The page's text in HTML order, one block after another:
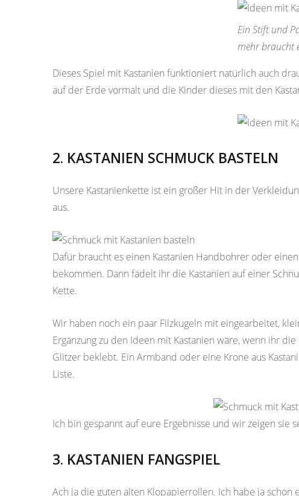
Ein Stift und
mehr braucht
Dieses Spiel mit Kastanien funktioniert natürlich auch
auf der Erde vormalt und die Kinder dieses mit den
2. KASTANIEN SCHMUCK BASTELN
Unsere Kastanienkette ist ein großer Hit in der
aus.
Dafür braucht es einen Kastanien Handbohrer oder
bekommen. Dann fädelt ihr die Kastanien auf einer
Kette.
Wir haben noch ein paar Filzkugeln mit eingearbeitet,
Ergänzung zu den Ideen mit Kastanien wäre, wenn ihr
Glitzer beklebt. Ein Armband oder eine Krone aus
Liste.
Ich bin gespannt auf eure Ergebnisse und wir zeigen sie
3. KASTANIEN FANGSPIEL
Ach ja die guten alten Klopapierrollen. Ich habe ja